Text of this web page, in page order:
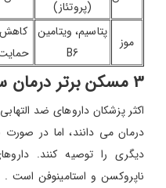
(پروتئاز)
موز
پتاسیم، ویتامین
B6
کاهش
3 مسکن برتر درمان سریع کمردرد کدامند؟
درمان می دانند، اما در
دیگری را توصیه کنند.
ناپروکسن و استامینوفن است